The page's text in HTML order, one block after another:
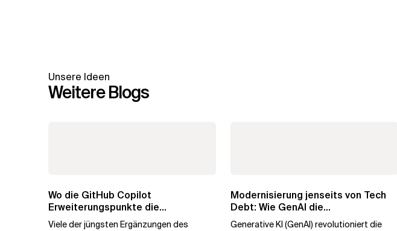
Unsere Ideen
Weitere Blogs
Wo die GitHub Copilot
Erweiterungspunkte die
Governance brechen
Viele der jüngsten Ergänzungen des
Modernisierung jenseits von Tech
Debt: Wie GenAI die
Unternehmenstransformation...
Generative KI (GenAI) revolutioniert die